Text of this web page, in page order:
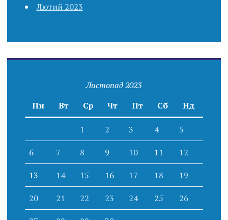
Лютий 2023
Листопад 2023
Пн
Вт Ср Чт Пт Сб Нд
1 2 3 4 5
6 7 8 9 10 11 12
13 14 15 16 17 18 19
20 21 22 23 24 25 26